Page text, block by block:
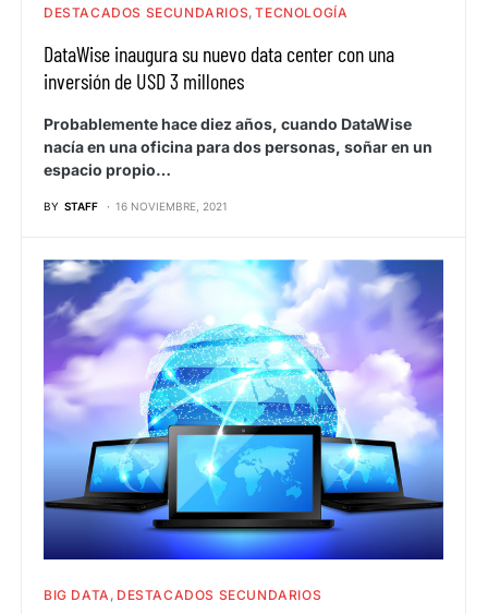
DESTACADOS SECUNDARIOS TECNOLOGÍA
DataWise inaugura su nuevo data center con una
inversión de USD 3 millones
Probablemente hace diez años, cuando DataWise
nacía en una oficina para dos personas, soñar en un
espacio propio…
BY STAFF 16 NOVIEMBRE, 2021
BIG DATA DESTACADOS SECUNDARIOS